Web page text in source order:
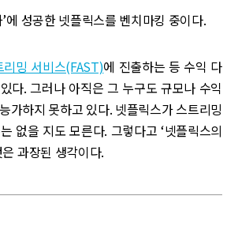
에 성공한 넷플릭스를 벤치마킹 중이다.
리밍 서비스(FAST)에 진출하는 등 수익 다
다. 그러나 아직은 그 누구도 규모나 수익
가하지 못하고 있다. 넷플릭스가 스트리밍
없을 지도 모른다. 그렇다고 ‘넷플릭스의
과장된 생각이다.